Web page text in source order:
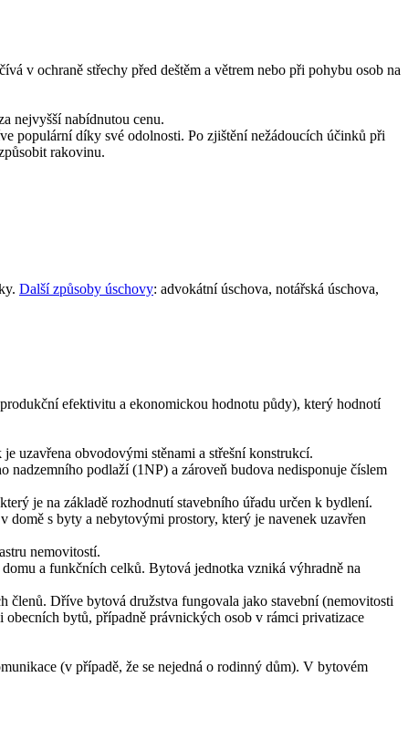
v ochraně střechy před deštěm a větrem nebo při pohybu osob na
nejvyšší nabídnutou cenu.
populární díky své odolnosti. Po zjištění nežádoucích účinků při
rakovinu.
Další způsoby úschovy: advokátní úschova, notářská úschova,
efektivitu a ekonomickou hodnotu půdy), který hodnotí
uzavřena obvodovými stěnami a střešní konstrukcí.
nadzemního podlaží (1NP) a zároveň budova nedisponuje číslem
je na základě rozhodnutí stavebního úřadu určen k bydlení.
domě s byty a nebytovými prostory, který je navenek uzavřen
nemovitostí.
a funkčních celků. Bytová jednotka vzniká výhradně na
Dříve bytová družstva fungovala jako stavební (nemovitosti
bytů, případně právnických osob v rámci privatizace
(v případě, že se nejedná o rodinný dům). V bytovém